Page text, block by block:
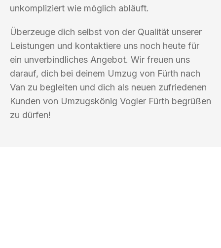
unkompliziert wie möglich abläuft.
Überzeuge dich selbst von der Qualität unserer
Leistungen und kontaktiere uns noch heute für
ein unverbindliches Angebot. Wir freuen uns
darauf, dich bei deinem Umzug von Fürth nach
Van zu begleiten und dich als neuen zufriedenen
Kunden von Umzugskönig Vogler Fürth begrüßen
zu dürfen!